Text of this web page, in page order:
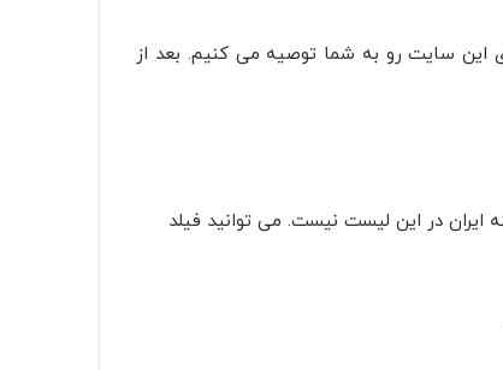
این سایت رو به شما توصیه می کنیم. بعد از
ایران در این لیست نیست. می توانید فیلد